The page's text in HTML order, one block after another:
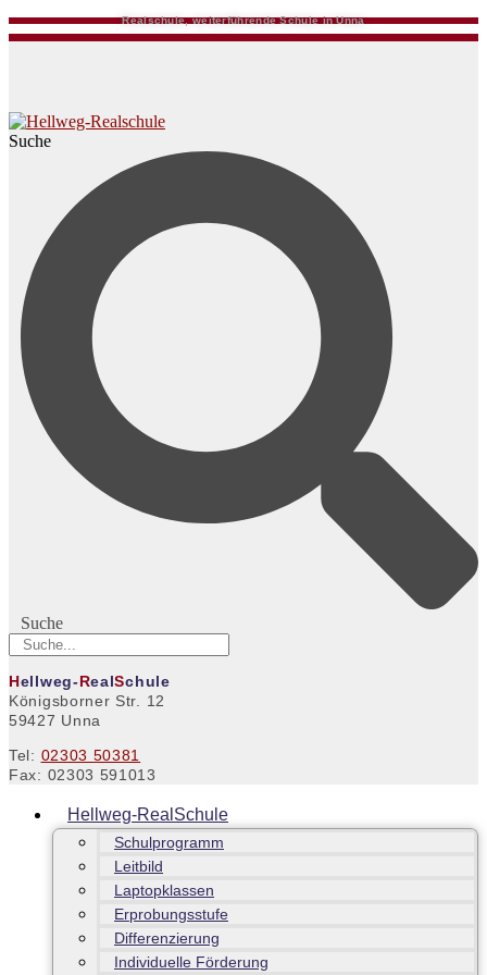
Realschule, weiterführende Schule in Unna
Suche
Suche
Hellweg-RealSchule
Königsborner Str. 12
59427 Unna
Tel: 02303 50381
Fax: 02303 591013
Hellweg-RealSchule
Schulprogramm
Leitbild
Laptopklassen
Erprobungsstufe
Differenzierung
Individuelle Förderung